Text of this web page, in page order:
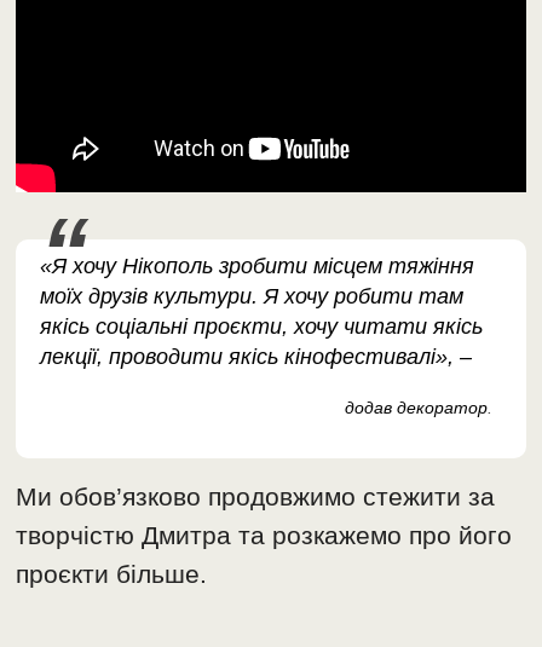
«Я хочу Нікополь зробити місцем тяжіння
моїх друзів культури. Я хочу робити там
якісь соціальні проєкти, хочу читати якісь
лекції, проводити якісь кінофестивалі», –
додав декоратор.
Ми обов’язково продовжимо стежити за
творчістю Дмитра та розкажемо про його
проєкти більше.